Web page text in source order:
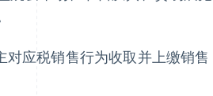
应税销售行为收取并上缴销售